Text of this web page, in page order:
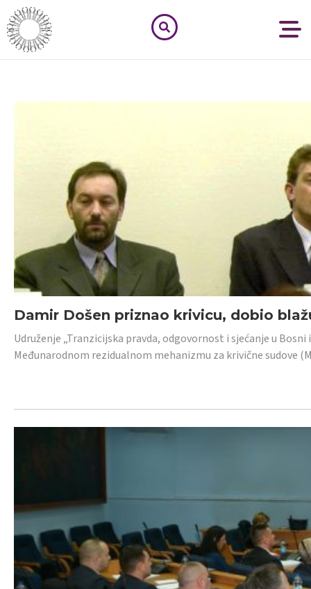
Damir Došen priznao krivicu, dobio
Udruženje „Tranzicijska pravda, odgovornost i sjećanje u
Međunarodnom rezidualnom mehanizmu za krivične sudove